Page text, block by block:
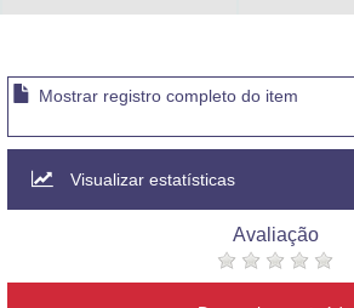
Mostrar registro completo do item
Visualizar estatísticas
Avaliação